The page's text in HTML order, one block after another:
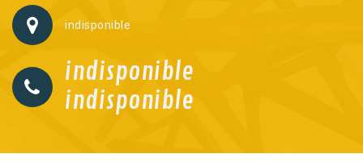
indisponible
indisponible
indisponible